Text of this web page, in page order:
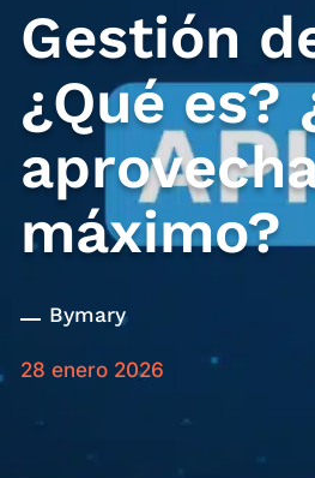
Gestión
¿Qué es?
máximo?
Bymary
28 enero 2026